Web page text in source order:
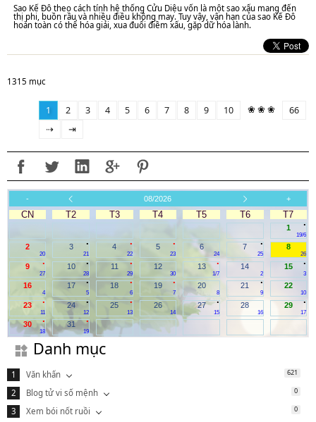
Sao Kế Đô theo cách tính hệ thống Cửu Diệu vốn là một sao xấu mang đến
thị phi, buồn rầu và nhiều điều không may. Tuy vậy, vận hạn của sao Kế Đô
hoàn toàn có thể hóa giải, xua đuổi điềm xấu, gặp dữ hóa lành.
1315 mục
1 2 3 4 5 6 7 8 9 10 ❀ ❀ ❀
66
⇢
⇥
- 08/2026 +
CN T2 T3 T4 T5 T6 T7
.
1
19/6
2
20
.
3
21
.
4
22
.
5
23
6
24
.
7
25
8
26
.
9
27
.
10
28
.
11
29
12
30
.
13
1/7
14
2
.
15
3
16
4
.
17
5
.
18
6
.
19
7
20
8
.
21
9
22
10
.
23
11
.
24
12
.
25
13
26
14
.
27
15
28
16
.
29
17
.
30
18
.
31
19
Danh mục
Văn khấn 621
Blog tử vi số mệnh 0
Xem bói nốt ruồi 0